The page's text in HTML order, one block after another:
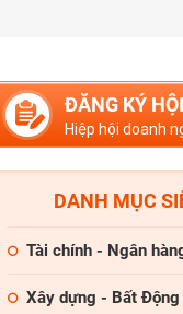
Quên mật khẩu
ĐĂNG KÝ
Hiệp hội doanh
DANH MỤC
Tài chính - Ngân
Xây dựng - Bất Động